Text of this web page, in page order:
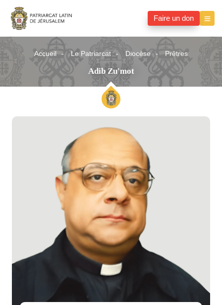
Faire un don
Accueil Le Patriarcat Diocèse Prêtres
Adib Zu'mot